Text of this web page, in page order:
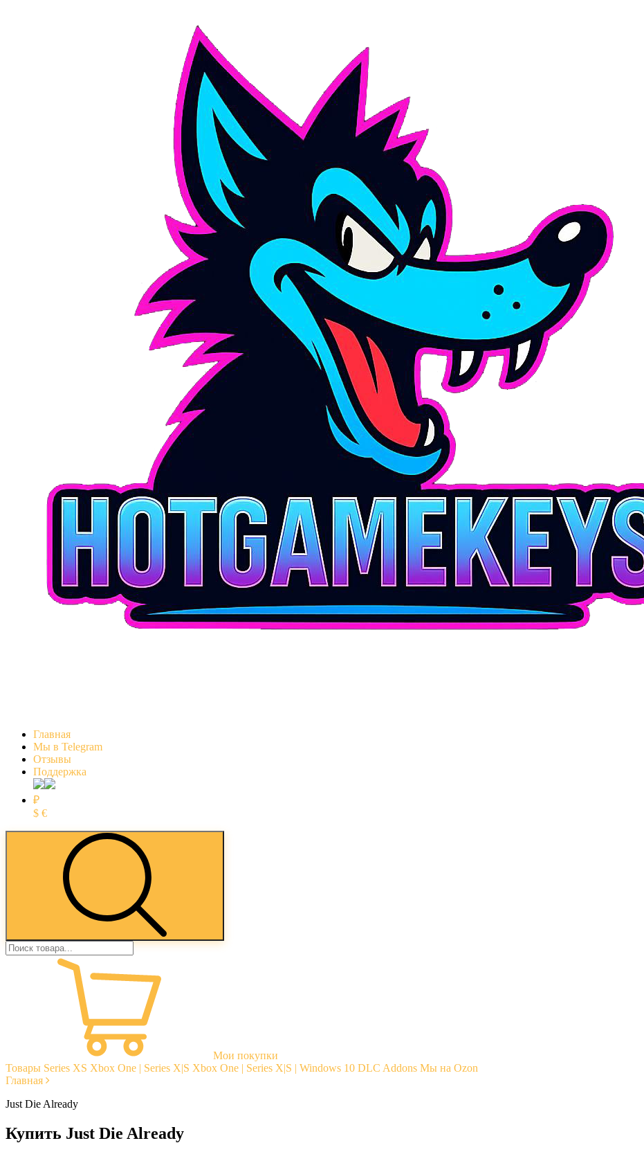
Главная
Мы в Telegram
Отзывы
Поддержка
₽
$ €
Мои покупки
Товары Series XS Xbox One | Series X|S Xbox One | Series X|S | Windows 10 DLC Addons Мы на Ozon
Главная
Just Die Already
Купить Just Die Already